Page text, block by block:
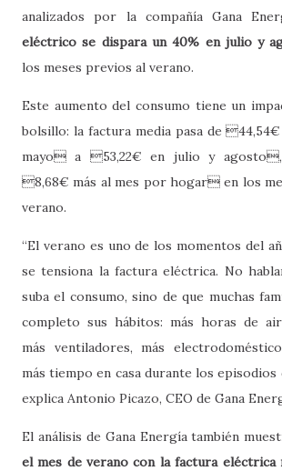
analizados por la compañía Gana
eléctrico se dispara un 40% en julio y
los meses previos al verano.
Este aumento del consumo tiene un
bolsillo: la factura media pasa de
mayo a 53,22€ en julio y
8,68€ más al mes por hogar en los
verano.
“El verano es uno de los momentos del
se tensiona la factura eléctrica. No
suba el consumo, sino de que muchas
completo sus hábitos: más horas de
más ventiladores, más
más tiempo en casa durante los episodios
explica Antonio Picazo, CEO de Gana
El análisis de Gana Energía también
el mes de verano con la factura eléctrica